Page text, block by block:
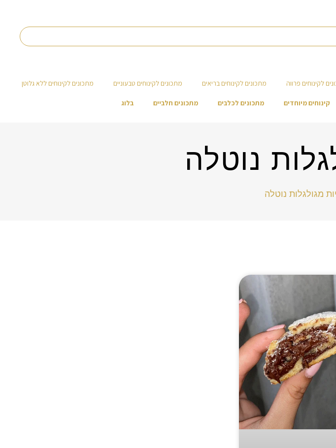
לקינוחים פרווה מתכונים לקינוחים בריאים מתכונים לקינוחים טבעוניים מתכונים לקינוחים ללא גלוטן
קינוחים מיוחדים מתכונים לכלבים מתכונים חלביים בלוג
נוטלה
מגולגלות נוטלה